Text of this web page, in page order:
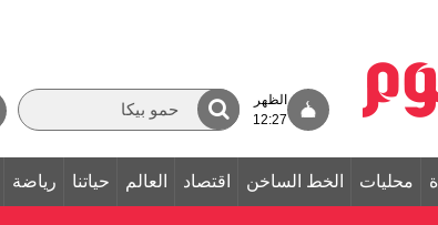
الظهر
12:27
محليات الخط الساخن اقتصاد العالم حياتنا رياضة